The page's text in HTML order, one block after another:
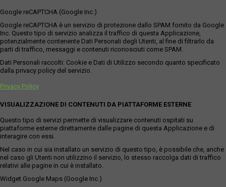
Google reCAPTCHA (Google Inc.)
Google reCAPTCHA è un servizio di protezione dallo SPAM fornito da Google
Inc. Questo tipo di servizio analizza il traffico di questa Applicazione,
potenzialmente contenente Dati Personali degli Utenti, al fine di filtrarlo da
parti di traffico, messaggi e contenuti riconosciuti come SPAM.
Dati Personali raccolti: Cookie e Dati di Utilizzo secondo quanto specificato
dalla privacy policy del servizio.
Privacy Policy
VISUALIZZAZIONE DI CONTENUTI DA PIATTAFORME ESTERNE
Questo tipo di servizi permette di visualizzare contenuti ospitati su
piattaforme esterne direttamente dalle pagine di questa Applicazione e di
interagire con essi.
Nel caso in cui sia installato un servizio di questo tipo, è possibile che, anche
nel caso gli Utenti non utilizzino il servizio, lo stesso raccolga dati di traffico
relativi alle pagine in cui è installato.
Widget Google Maps (Google Inc.)